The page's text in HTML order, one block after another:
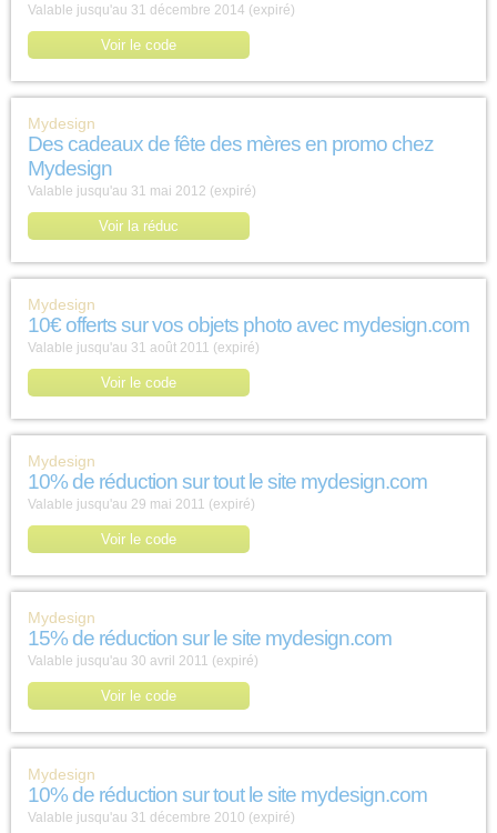
Valable jusqu'au 31 décembre 2014 (expiré)
Voir le code
Mydesign
Des cadeaux de fête des mères en promo chez
Mydesign
Valable jusqu'au 31 mai 2012 (expiré)
Voir la réduc
Mydesign
10€ offerts sur vos objets photo avec mydesign.com
Valable jusqu'au 31 août 2011 (expiré)
Voir le code
Mydesign
10% de réduction sur tout le site mydesign.com
Valable jusqu'au 29 mai 2011 (expiré)
Voir le code
Mydesign
15% de réduction sur le site mydesign.com
Valable jusqu'au 30 avril 2011 (expiré)
Voir le code
Mydesign
10% de réduction sur tout le site mydesign.com
Valable jusqu'au 31 décembre 2010 (expiré)